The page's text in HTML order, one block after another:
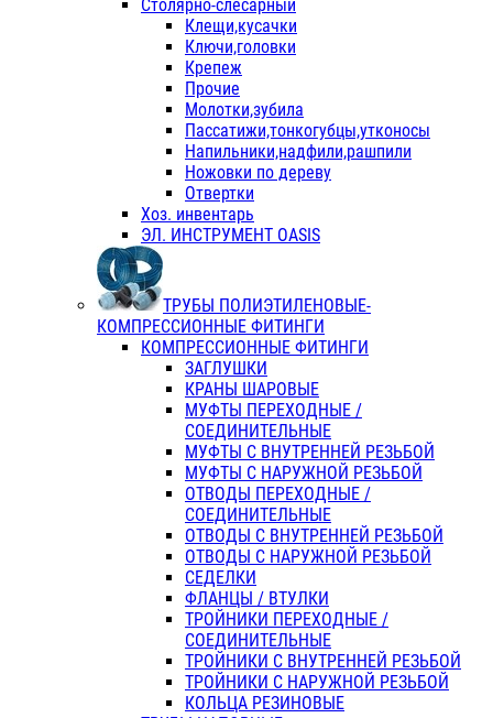
Столярно-слесарный
Клещи,кусачки
Ключи,головки
Крепеж
Прочие
Молотки,зубила
Пассатижи,тонкогубцы,утконосы
Напильники,надфили,рашпили
Ножовки по дереву
Отвертки
Хоз. инвентарь
ЭЛ. ИНСТРУМЕНТ OASIS
ТРУБЫ ПОЛИЭТИЛЕНОВЫЕ-
КОМПРЕССИОННЫЕ ФИТИНГИ
КОМПРЕССИОННЫЕ ФИТИНГИ
ЗАГЛУШКИ
КРАНЫ ШАРОВЫЕ
МУФТЫ ПЕРЕХОДНЫЕ /
СОЕДИНИТЕЛЬНЫЕ
МУФТЫ С ВНУТРЕННЕЙ РЕЗЬБОЙ
МУФТЫ С НАРУЖНОЙ РЕЗЬБОЙ
ОТВОДЫ ПЕРЕХОДНЫЕ /
СОЕДИНИТЕЛЬНЫЕ
ОТВОДЫ С ВНУТРЕННЕЙ РЕЗЬБОЙ
ОТВОДЫ С НАРУЖНОЙ РЕЗЬБОЙ
СЕДЕЛКИ
ФЛАНЦЫ / ВТУЛКИ
ТРОЙНИКИ ПЕРЕХОДНЫЕ /
СОЕДИНИТЕЛЬНЫЕ
ТРОЙНИКИ С ВНУТРЕННЕЙ РЕЗЬБОЙ
ТРОЙНИКИ С НАРУЖНОЙ РЕЗЬБОЙ
КОЛЬЦА РЕЗИНОВЫЕ